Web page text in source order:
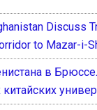
Discuss
to Mazar-i-
в